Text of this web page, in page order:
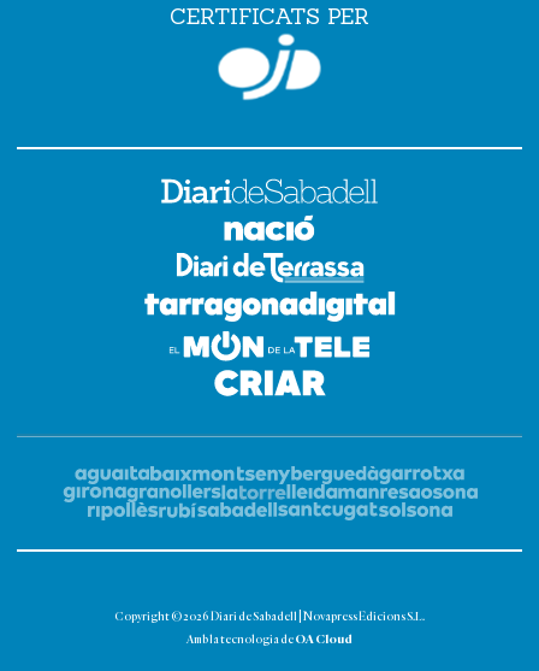
CERTIFICATS PER
Copyright © 2026 Diari de Sabadell | Novapress Edicions S.L.
Amb la tecnologia de OA Cloud